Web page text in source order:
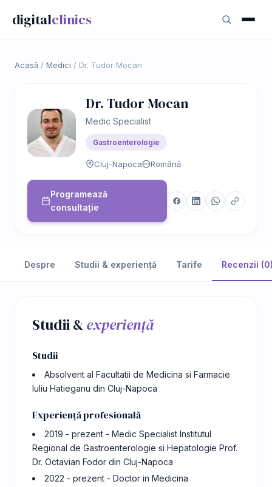
digitalclinics
Acasă / Medici / Dr. Tudor Mocan
Dr. Tudor Mocan
Medic Specialist
Gastroenterologie
Cluj-Napoca Română
Programează
consultație
Despre Studii & experiență Tarife Recenzii
Studii &experiență
Studii
Absolvent al Facultatii de Medicina si Farmacie
Iuliu Hatieganu din Cluj-Napoca
Experiență profesională
2019 - prezent - Medic Specialist Institutul
Regional de Gastroenterologie si Hepatologie Prof.
Dr. Octavian Fodor din Cluj-Napoca
2022 - prezent - Doctor in Medicina